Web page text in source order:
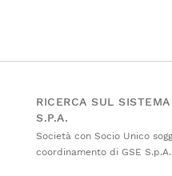
RICERCA SUL
S.P.A.
Società con Socio Unico
coordinamento di GSE S.p.A.